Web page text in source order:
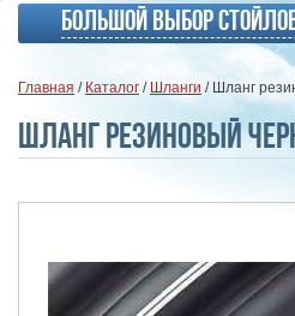
Большой выбор
Главная / Каталог / Шланги / Шланг
Шланг резиновый